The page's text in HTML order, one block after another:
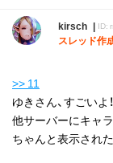
kirsch ID:
スレッド作
>> 11
ゆきさん、すごいよ！
他サーバーにキャ